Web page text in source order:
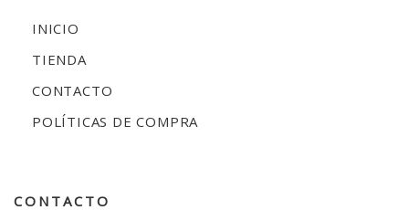
INICIO
TIENDA
CONTACTO
POLÍTICAS DE COMPRA
CONTACTO